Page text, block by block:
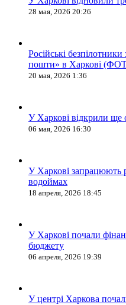
28 мая, 2026 20:26
Російські
пошти» в Харкові
20 мая, 2026 1:36
У Харкові відкрили
06 мая, 2026 16:30
У Харкові запрацюють
водоймах
18 апреля, 2026 18:45
У Харкові почали
бюджету
06 апреля, 2026 19:39
У центрі Харкова